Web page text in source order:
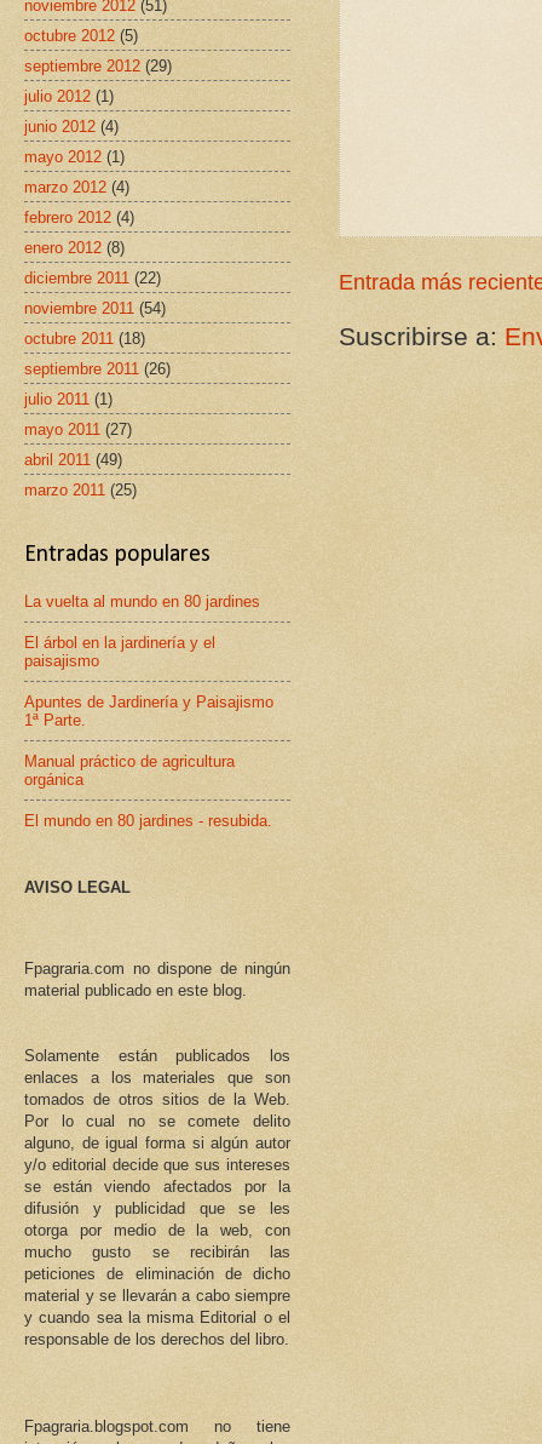
Entrada más
Suscribirse a:
noviembre 2012 (51)
octubre 2012 (5)
septiembre 2012 (29)
julio 2012 (1)
junio 2012 (4)
mayo 2012 (1)
marzo 2012 (4)
febrero 2012 (4)
enero 2012 (8)
diciembre 2011 (22)
noviembre 2011 (54)
octubre 2011 (18)
septiembre 2011 (26)
julio 2011 (1)
mayo 2011 (27)
abril 2011 (49)
marzo 2011 (25)
Entradas populares
La vuelta al mundo en 80 jardines
El árbol en la jardinería y el
paisajismo
Apuntes de Jardinería y Paisajismo
1ª Parte.
Manual práctico de agricultura
orgánica
El mundo en 80 jardines - resubida.
AVISO LEGAL
Fpagraria.com no dispone de ningún
material publicado en este blog.
Solamente están publicados los
enlaces a los materiales que son
tomados de otros sitios de la Web.
Por lo cual no se comete delito
alguno, de igual forma si algún autor
y/o editorial decide que sus intereses
se están viendo afectados por la
difusión y publicidad que se les
otorga por medio de la web, con
mucho gusto se recibirán las
peticiones de eliminación de dicho
material y se llevarán a cabo siempre
y cuando sea la misma Editorial o el
responsable de los derechos del libro.
Fpagraria.blogspot.com no tiene